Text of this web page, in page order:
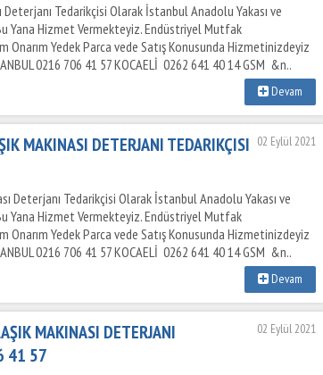
Deterjanı Tedarikçisi Olarak İstanbul Anadolu Yakası ve
Yana Hizmet Vermekteyiz. Endüstriyel Mutfak
Onarım Yedek Parca vede Satış Konusunda Hizmetinizdeyiz
0216 706 41 57 KOCAELİ 0262 641 40 14 GSM &n..
Devam
02 Eylül 2021
MAKINASI DETERJANI TEDARIKÇISI
Deterjanı Tedarikçisi Olarak İstanbul Anadolu Yakası ve
Yana Hizmet Vermekteyiz. Endüstriyel Mutfak
Onarım Yedek Parca vede Satış Konusunda Hizmetinizdeyiz
0216 706 41 57 KOCAELİ 0262 641 40 14 GSM &n..
Devam
02 Eylül 2021
MAKINASI DETERJANI
41 57